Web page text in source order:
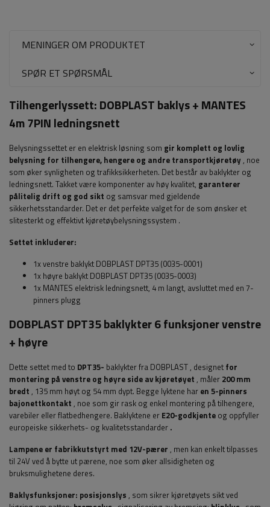
MENINGER OM PRODUKTET
SPØR ET SPØRSMÅL
Tilhengerlyssett: DOBPLAST baklys + MANTES
4m 7PIN ledningsnett
Belysningssettet er en elektrisk løsning som gir komplett og lovlig
belysning for tilhengere, hengere og andre transportkjøretøy , noe
som øker synligheten og trafikksikkerheten. Det består av baklykter og
ledningsnett. Takket være komponenter av høy kvalitet, garanterer
pålitelig drift og god sikt og samsvar med gjeldende
sikkerhetsstandarder. Det er det perfekte valget for de som ønsker et
slitesterkt og effektivt kjøretøybelysningssystem .
Settet inkluderer:
1x venstre baklykt DOBPLAST DPT35 (0035-0001)
1x høyre baklykt DOBPLAST DPT35 (0035-0003)
1x MANTES elektrisk ledningsnett, 4 m langt, avsluttet med en 7-
pinners plugg
DOBPLAST DPT35 baklykter 6 funksjoner venstre
+ høyre
Dette settet med to DPT35- baklykterfra DOBPLAST, designet for
montering på venstre og høyre side av kjøretøyet , måler 200 mm
bredt , 135 mm høyt og 54 mm dypt. Begge lyktene har en 5-pinners
bajonettkontakt , noe som gir rask og enkel montering på tilhengere,
varebiler eller flatbedhengere. Baklyktene er E20-godkjente og oppfyller
europeiske sikkerhets- og kvalitetsstandarder .
Lampene er fabrikkutstyrt med 12V-pærer , men kan enkelt tilpasses
til 24V ved å bytte ut pærene, noe som øker allsidigheten og
bruksmulighetene deres.
Baklysfunksjoner: posisjonslys , som sikrer kjøretøyets sikt ved